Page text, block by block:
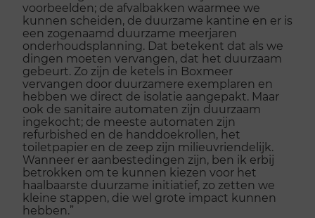
voorbeelden; de afvalbakken waarmee we
kunnen scheiden, de duurzame kantine en er is
een zogenaamd duurzame meerjaren
onderhoudsplanning. Dat betekent dat als we
dingen moeten vervangen, dat het duurzaam
gebeurt. Zo zijn de ketels in Boxmeer
vervangen door duurzamere exemplaren en
hebben we direct de isolatie aangepakt. Maar
ook de sanitaire automaten zijn duurzaam
ingekocht; de meeste automaten zijn
refurbished en de handdoekrollen, het
toiletpapier en de zeep zijn milieuvriendelijk.
Wanneer er aanbestedingen zijn, ben ik erbij
betrokken om te kunnen kiezen voor het
haalbaarste duurzame initiatief, zo zetten we
kleine stappen, die wel grote impact kunnen
hebben.”